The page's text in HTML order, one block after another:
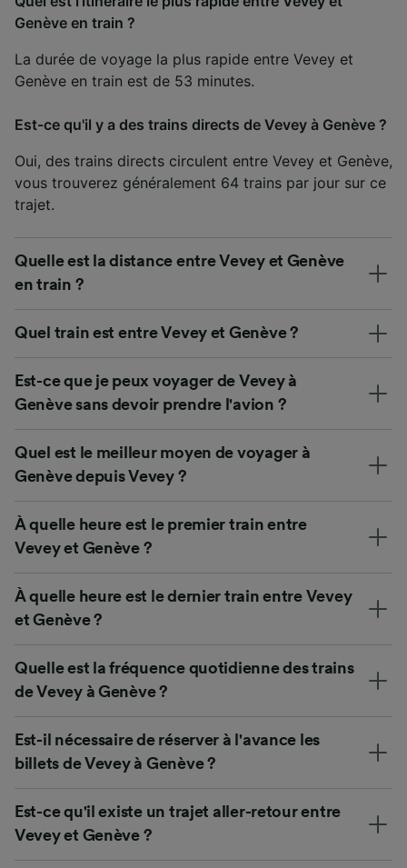
Genève en train ?
La durée de voyage la plus rapide entre Vevey et
Genève en train est de 53 minutes.
Est-ce qu'il y a des trains directs de Vevey à Genève ?
Oui, des trains directs circulent entre Vevey et Genève,
vous trouverez généralement 64 trains par jour sur ce
trajet.
Quelle est la distance entre Vevey et Genève
en train ?
Quel train est entre Vevey et Genève ?
Est-ce que je peux voyager de Vevey à
Genève sans devoir prendre l'avion ?
Quel est le meilleur moyen de voyager à
Genève depuis Vevey ?
À quelle heure est le premier train entre
Vevey et Genève ?
À quelle heure est le dernier train entre Vevey
et Genève ?
Quelle est la fréquence quotidienne des trains
de Vevey à Genève ?
Est-il nécessaire de réserver à l'avance les
billets de Vevey à Genève ?
Est-ce qu'il existe un trajet aller-retour entre
Vevey et Genève ?